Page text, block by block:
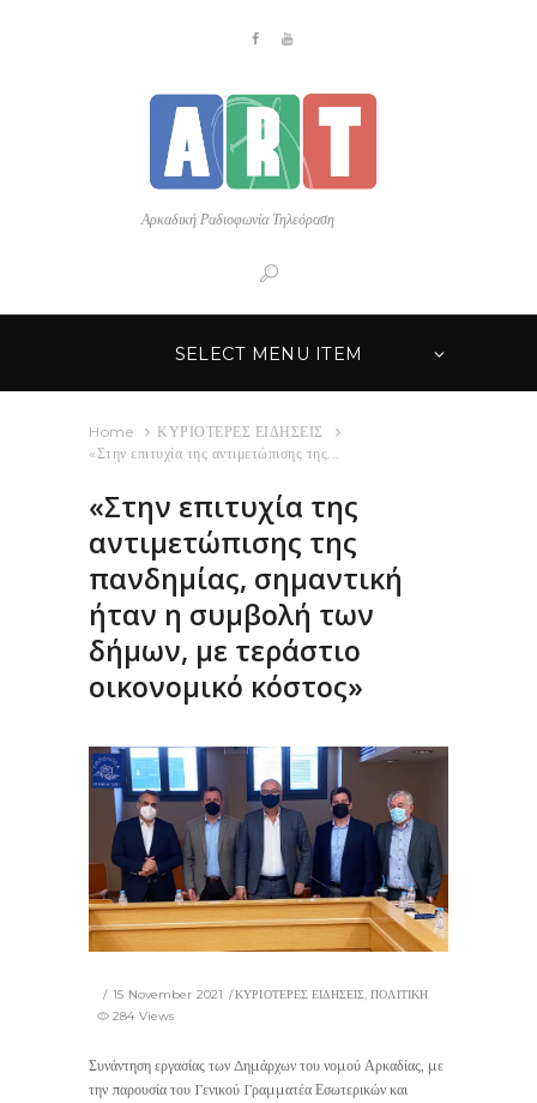
Αρκαδική Ραδιοφωνία Τηλεόραση
SELECT MENU ITEM
Home
ΚΥΡΙΟΤΕΡΕΣ ΕΙΔΗΣΕΙΣ
«Στην επιτυχία της αντιμετώπισης της...
«Στην επιτυχία της
αντιμετώπισης της
πανδημίας, σημαντική
ήταν η συμβολή των
δήμων, με τεράστιο
οικονομικό κόστος»
15 November 2021 ΚΥΡΙΟΤΕΡΕΣ ΕΙΔΗΣΕΙΣ,ΠΟΛΙΤΙΚΗ
284 Views
Συνάντηση εργασίας των Δημάρχων του νομού Αρκαδίας, με
την παρουσία του Γενικού Γραμματέα Εσωτερικών και